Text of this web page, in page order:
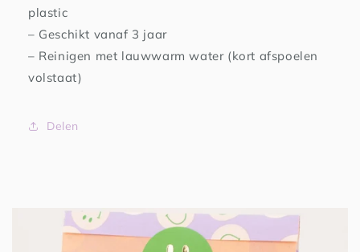
plastic
– Geschikt vanaf 3 jaar
– Reinigen met lauwwarm water (kort afspoelen
volstaat)
Delen